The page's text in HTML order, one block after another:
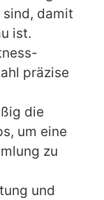
sind, damit
ist.
präzise
die
um eine
zu
und